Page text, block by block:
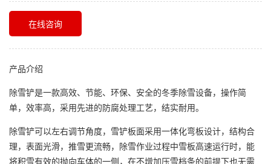
在线咨询
产品介绍
除雪铲是一款高效、节能、环保、安全的冬季除雪设备，操作简
单，效率高，采用先进的防腐处理工艺，结实耐用。
除雪铲可以左右调节角度，雪铲板面采用一体化弯板设计，结构合
理，表面光滑，推雪更流畅，除雪作业过程中雪板高速运行时，能
将积雪有效的抛向车体的一侧，在不增加压雪档条的前提下也无需